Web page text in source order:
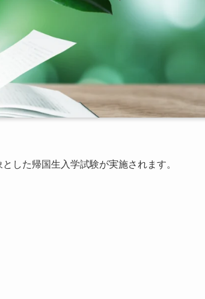
した帰国生入学試験が実施されます。